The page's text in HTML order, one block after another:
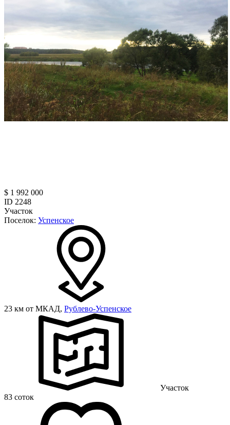
$ 1 992 000
ID 2248
Участок
Поселок: Успенское
23 км от МКАД, Рублево-Успенское
Участок
83 соток